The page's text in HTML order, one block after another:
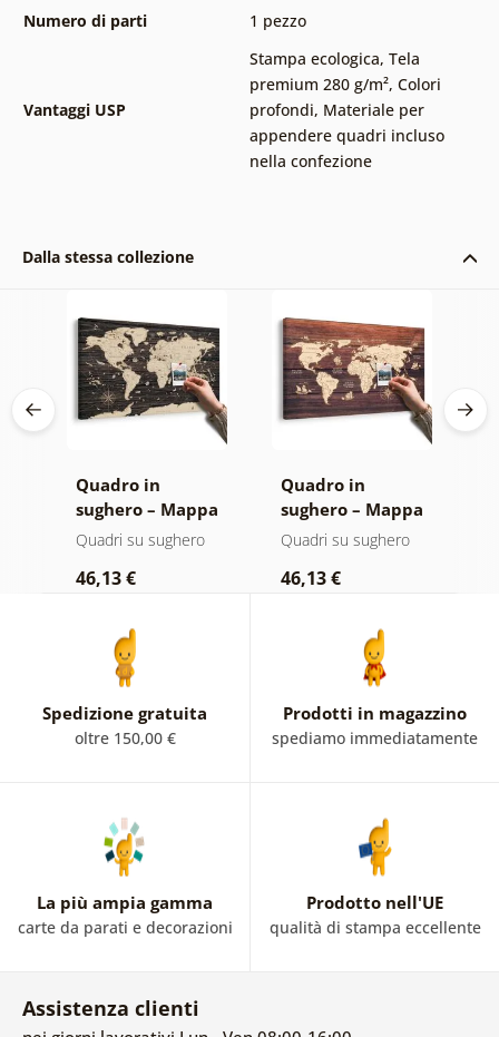
Numero di parti
1 pezzo
Vantaggi USP
Stampa ecologica, Tela
premium 280 g/m², Colori
profondi, Materiale per
appendere quadri incluso
nella confezione
Dalla stessa collezione
Quadro in
sughero – Mappa
su sfondo di legno
Quadri su sughero
46,13 €
Quadro in
sughero – Mappa
su legno
Quadri su sughero
46,13 €
Spedizione gratuita
oltre 150,00 €
Prodotti in magazzino
spediamo immediatamente
La più ampia gamma
carte da parati e decorazioni
Prodotto nell'UE
qualità di stampa eccellente
Assistenza clienti